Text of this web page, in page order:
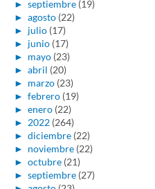
► septiembre (19)
► agosto (22)
► julio (17)
► junio (17)
► mayo (23)
► abril (20)
► marzo (23)
► febrero (19)
► enero (22)
► 2022 (264)
► diciembre (22)
► noviembre (22)
► octubre (21)
► septiembre (27)